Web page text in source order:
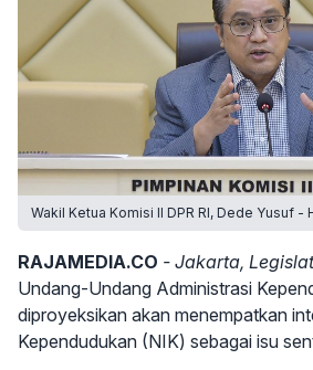
Wakil Ketua Komisi II DPR RI, Dede Yusuf -
RAJAMEDIA.CO - Jakarta,
Undang-Undang Administrasi
diproyeksikan akan menempatkan
Kependudukan (NIK) sebagai isu